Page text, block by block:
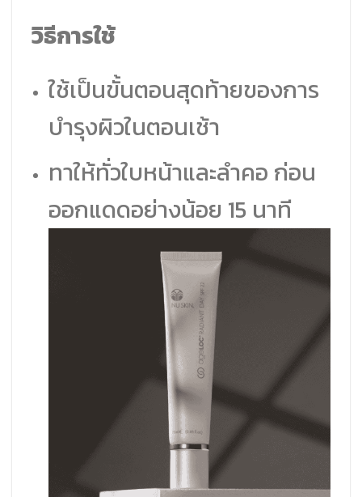
วิธีการใช้
ใช้เป็นขั้นตอนสุดท้ายของการ
บำรุงผิวในตอนเช้า
ทาให้ทั่วใบหน้าและลำคอ ก่อน
ออกแดดอย่างน้อย 15 นาที